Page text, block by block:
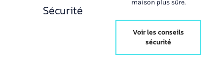
Sécurité
maison plus sûre.
Voir les conseils
sécurité